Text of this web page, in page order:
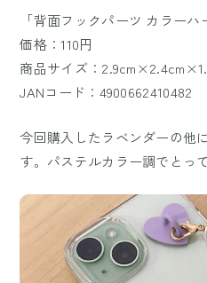
「背面フックパーツ カラーハ
価格：110円
商品サイズ：
JANコード：4900662410482
今回購入したラベンダーの他
す。パステルカラー調でとっ